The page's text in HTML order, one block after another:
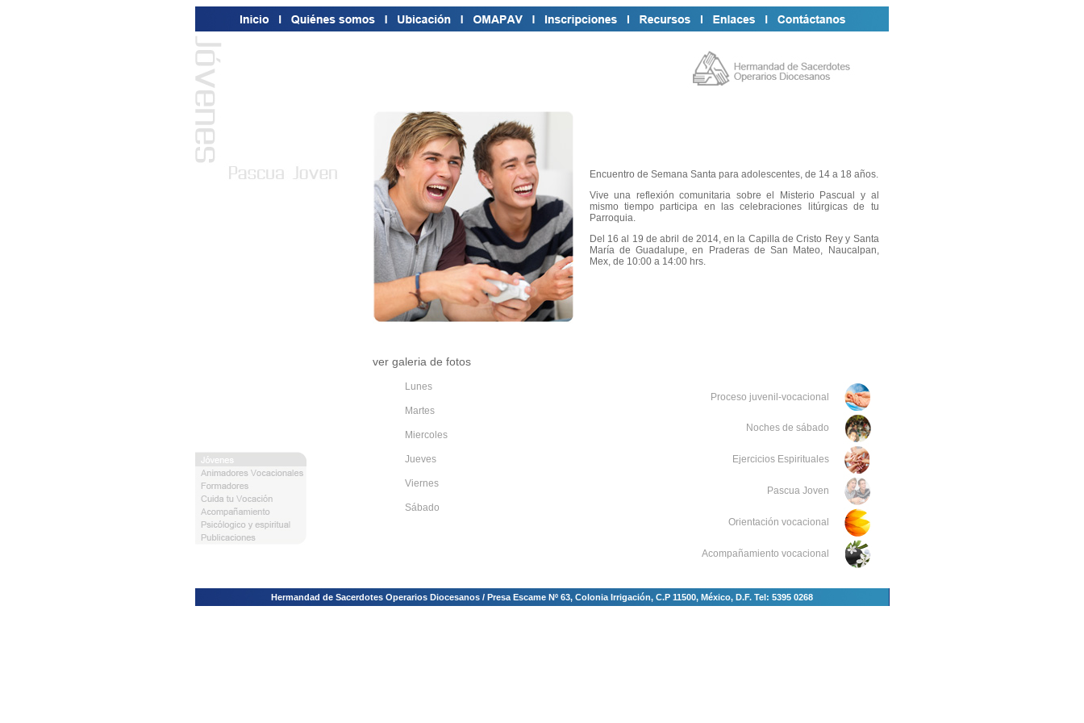
Encuentro de Semana Santa para adolescentes, de 14 a 18 años.
Vive una reflexión comunitaria sobre el Misterio Pascual y al
mismo tiempo participa en las celebraciones litúrgicas de tu
Parroquia.
Del 16 al 19 de abril de 2014, en la Capilla de Cristo Rey y Santa
María de Guadalupe, en Praderas de San Mateo, Naucalpan,
Mex, de 10:00 a 14:00 hrs.
ver galeria de fotos
Lunes
Martes
Miercoles
Jueves
Viernes
Sábado
Proceso juvenil-vocacional
Noches de sábado
Ejercicios Espirituales
Pascua Joven
Orientación vocacional
Acompañamiento vocacional
Hermandad de Sacerdotes Operarios Diocesanos / Presa Escame Nº 63, Colonia Irrigación, C.P 11500, México, D.F. Tel: 5395 0268